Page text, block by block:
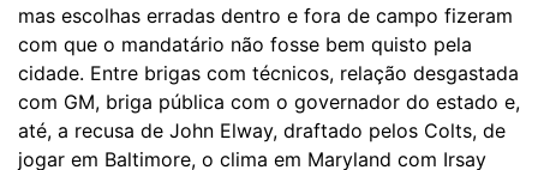
mas escolhas erradas dentro e fora de campo fizeram
com que o mandatário não fosse bem quisto pela
cidade. Entre brigas com técnicos, relação desgastada
com GM, briga pública com o governador do estado e,
até, a recusa de John Elway, draftado pelos Colts, de
jogar em Baltimore, o clima em Maryland com Irsay